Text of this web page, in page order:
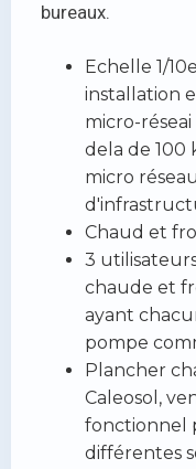
bureaux.
Echelle 1/
installation
micro-
dela de 100
micro
Chaud et
3
chaude et
ayant
pompe
Plancher
Caleosol,
fonctionnel
différentes